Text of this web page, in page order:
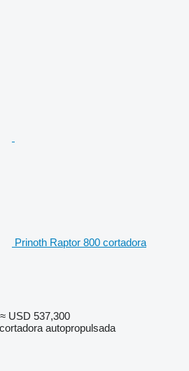
Prinoth Raptor 800 cortadora
≈ USD 537,300
autopropulsada